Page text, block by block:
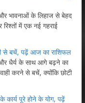
भावनाओं के लिहाज से बेहद
में एक नई गहराई
से बचें, पढ़ें आज का राशिफल
धैर्य के साथ आगे बढ़ने का
करने से बचें, क्योंकि छोटी
पूरे होने के योग, पढ़ें